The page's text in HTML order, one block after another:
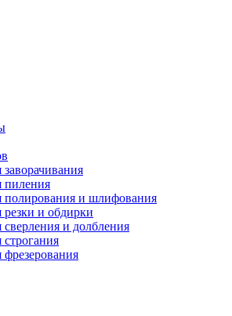
пиления
полирования и шлифования
и обдирки
и долбления